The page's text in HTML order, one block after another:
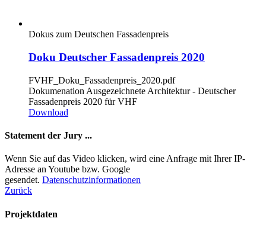
Dokus zum Deutschen Fassadenpreis
Doku Deutscher Fassadenpreis 2020
FVHF_Doku_Fassadenpreis_2020.pdf
Dokumenation Ausgezeichnete Architektur - Deutscher
Fassadenpreis 2020 für VHF
Download
Statement der Jury ...
Wenn Sie auf das Video klicken, wird eine Anfrage mit Ihrer IP-
Adresse an Youtube bzw. Google
gesendet. Datenschutzinformationen
Zurück
Projektdaten